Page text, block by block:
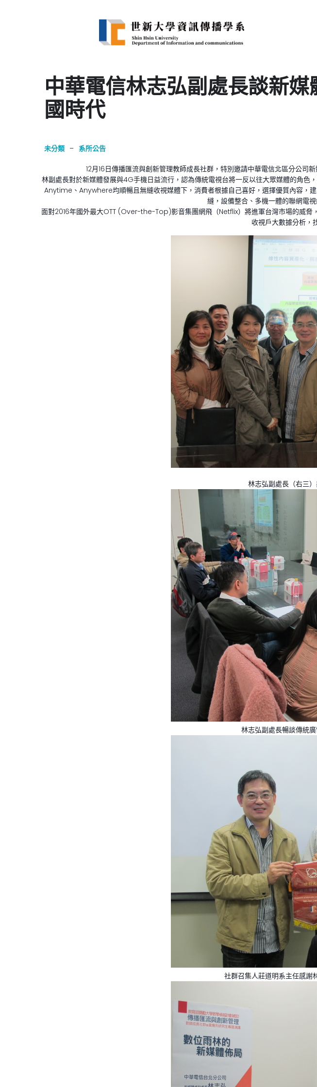
中華電信林志弘副處長談新
國時代
未分類 – 系所公告
12月16日傳播匯流與創新管理教師成長社群，特別邀請中華電信北區分公司
林副處長對於新媒體發展與4G手機日益流行，認為傳統電視台將一反以往大眾媒體的角
Anytime、Anywhere均順暢且無縫收視媒體下，消費者根據自己喜好，選擇優質內容，
縫，設備整合、多機一體的聯網電
面對2016年國外最大OTT (Over-the-Top)影音集團網飛（Netflix）將進軍台灣市場的威脅
收視戶大數據分析，
林志弘副處長（右三
林志弘副處長暢談傳統
社群召集人莊道明系主任感謝